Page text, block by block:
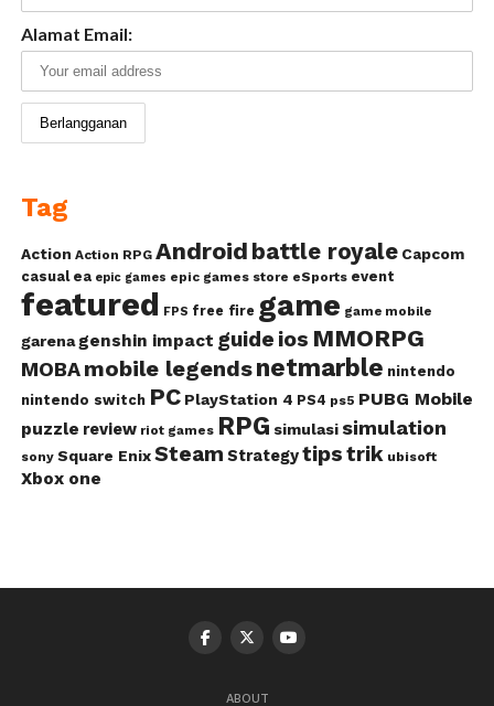
Alamat Email:
Tag
Action Action RPG Android battle royale Capcom
casual ea epic games epic games store eSports event
featured FPS free fire game game mobile
garena genshin impact guide ios MMORPG
MOBA mobile legendsnetmarble nintendo
nintendo switch PC PlayStation 4 PS4 ps5 PUBG Mobile
puzzle review riot games RPG simulasi simulation
sony Square Enix Steam Strategytipstrik ubisoft
Xbox one
ABOUT